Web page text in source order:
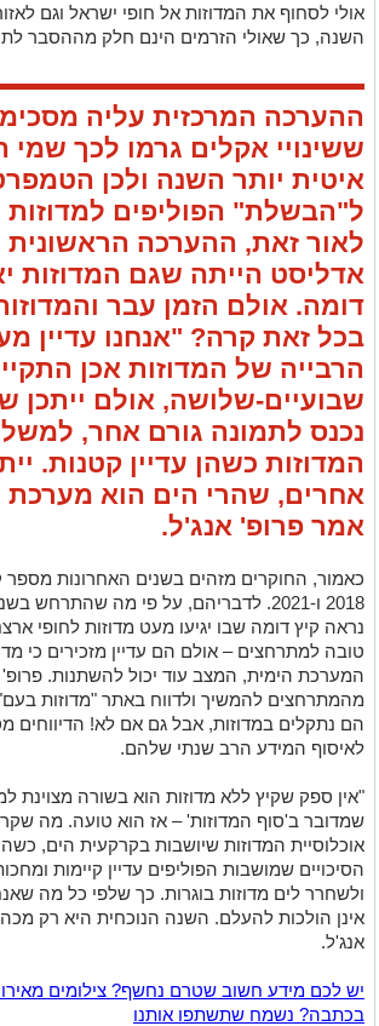
אולי לסחוף את המדוזות אל חופי ישראל וגם
השנה, כך שאולי הזרמים הינם חלק מההסבר
ההערכה המרכזית עליה
ששינויי אקלים גרמו לכך
איטית יותר השנה ולכן
ל"הבשלת" הפוליפים
לאור זאת, ההערכה הראשונית
אדליסט הייתה שגם המדוזות
דומה. אולם הזמן עבר
בכל זאת קרה? "אנחנו עדיין
הרבייה של המדוזות אכן
שבועיים-שלושה, אולם ייתכן
נכנס לתמונה גורם אחר,
המדוזות כשהן עדיין קטנות.
אחרים, שהרי הים הוא מערכת
אמר פרופ' אנג'ל.
2018 ו-2021. לדבריהם, על פי מה
נראה קיץ דומה שבו יגיעו מעט מדוזות לחופי
טובה למתרחצים – אולם הם עדיין מזכירים כי
המערכת הימית, המצב עוד יכול להשתנות.
מהמתרחצים להמשיך ולדווח באתר "מדוזות
הם נתקלים במדוזות, אבל גם אם לא! הדיווחים
לאיסוף המידע הרב שנתי שלהם.
"אין ספק שקיץ ללא מדוזות הוא בשורה
שמדובר ב'סוף המדוזות' – אז הוא טועה. מה
אוכלוסיית המדוזות שיושבות בקרקעית הים,
הסיכויים שמושבות הפוליפים עדיין קיימות
ולשחרר לים מדוזות בוגרות. כך שלפי כל מה
אינן הולכות להעלם. השנה הנוכחית היא רק
אנג'ל.
יש לכם מידע חשוב שטרם נחשף? צילומים
בכתבה? נשמח שתשתפו אותנו